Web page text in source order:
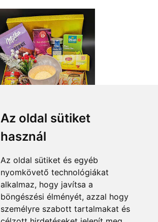
Az oldal sütiket
használ
Az oldal sütiket és egyéb
nyomkövető technológiákat
alkalmaz, hogy javítsa a
böngészési élményét, azzal hogy
személyre szabott tartalmakat és
from HUF22,360
Accepted payment methods